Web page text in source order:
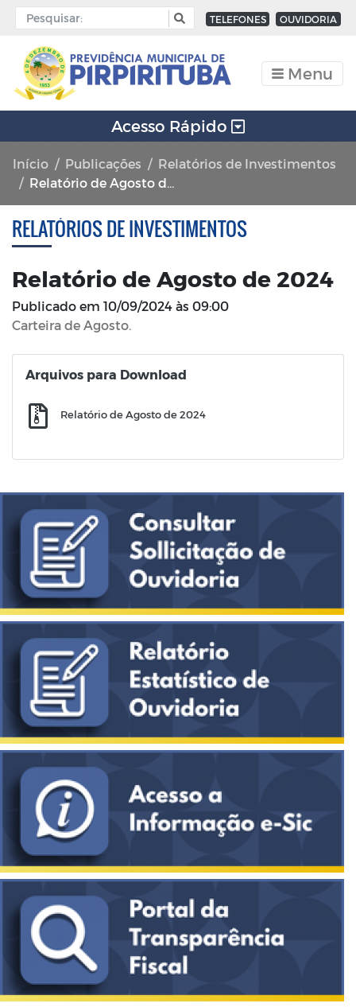
TELEFONES OUVIDORIA
Menu
Acesso Rápido
Início Publicações
Relatórios de Investimentos
Relatório de Agosto de 2024
RELATÓRIOS DE INVESTIMENTOS
Relatório de Agosto de 2024
Publicado em 10/09/2024 às 09:00
Carteira de Agosto.
Arquivos para Download
Relatório de Agosto de 2024